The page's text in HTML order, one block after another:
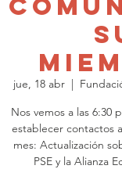
jue, 18 abr
  |
Nos vemos a las 6:30
establecer contactos
mes: Actualización
PSE y la Alianza